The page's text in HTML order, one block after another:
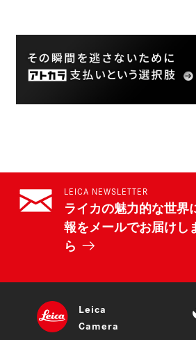
LEICA NEWSLETTER
ライカの魅力的な世界
報をメールでお届けし
ら
Leica
Camera